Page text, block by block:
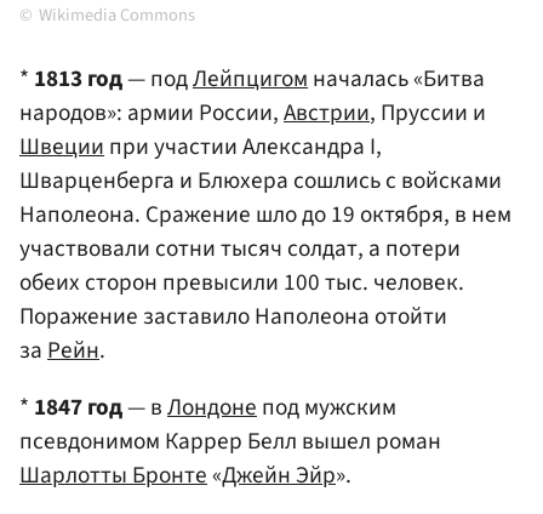
Wikimedia Commons
* 1813 год— подЛейпцигомначалась «Битва
народов»: армии России,Австрии, Пруссии и
Швециипри участии Александра I,
Шварценберга и Блюхера сошлись с войсками
Наполеона. Сражение шло до 19 октября, в нем
участвовали сотни тысяч солдат, а потери
обеих сторон превысили 100 тыс. человек.
Поражение заставило Наполеона отойти
заРейн.
* 1847 год— вЛондонепод мужским
псевдонимом Каррер Белл вышел роман
Шарлотты Бронте«Джейн Эйр».